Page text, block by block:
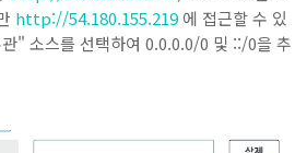
http://54.180.155.219 에 접근할 수 있
" 소스를 선택하여 0.0.0.0/0 및 ::/0을 추